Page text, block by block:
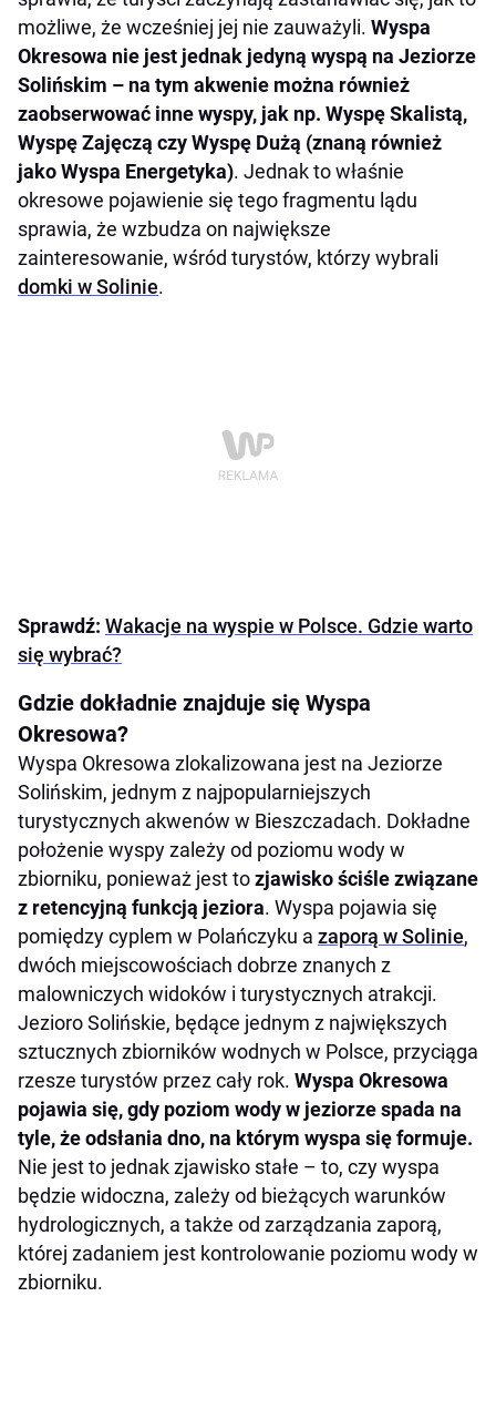
możliwe, że wcześniej jej nie zauważyli. Wyspa
Okresowa nie jest jednak jedyną wyspą na Jeziorze
Solińskim – na tym akwenie można również
zaobserwować inne wyspy, jak np. Wyspę Skalistą,
Wyspę Zajęczą czy Wyspę Dużą (znaną również
jako Wyspa Energetyka). Jednak to właśnie
okresowe pojawienie się tego fragmentu lądu
sprawia, że wzbudza on największe
zainteresowanie, wśród turystów, którzy wybrali
domki w Solinie.
Sprawdź: Wakacje na wyspie w Polsce. Gdzie warto
się wybrać?
Gdzie dokładnie znajduje się Wyspa
Okresowa?
Wyspa Okresowa zlokalizowana jest na Jeziorze
Solińskim, jednym z najpopularniejszych
turystycznych akwenów w Bieszczadach. Dokładne
położenie wyspy zależy od poziomu wody w
zbiorniku, ponieważ jest tozjawisko ściśle związane
z retencyjną funkcją jeziora. Wyspa pojawia się
pomiędzy cyplem w Polańczyku a zaporą w Solinie,
dwóch miejscowościach dobrze znanych z
malowniczych widoków i turystycznych atrakcji.
Jezioro Solińskie, będące jednym z największych
sztucznych zbiorników wodnych w Polsce, przyciąga
rzesze turystów przez cały rok. Wyspa Okresowa
pojawia się, gdy poziom wody w jeziorze spada na
tyle, że odsłania dno, na którym wyspa się formuje.
Nie jest to jednak zjawisko stałe – to, czy wyspa
będzie widoczna, zależy od bieżących warunków
hydrologicznych, a także od zarządzania zaporą,
której zadaniem jest kontrolowanie poziomu wody w
zbiorniku.